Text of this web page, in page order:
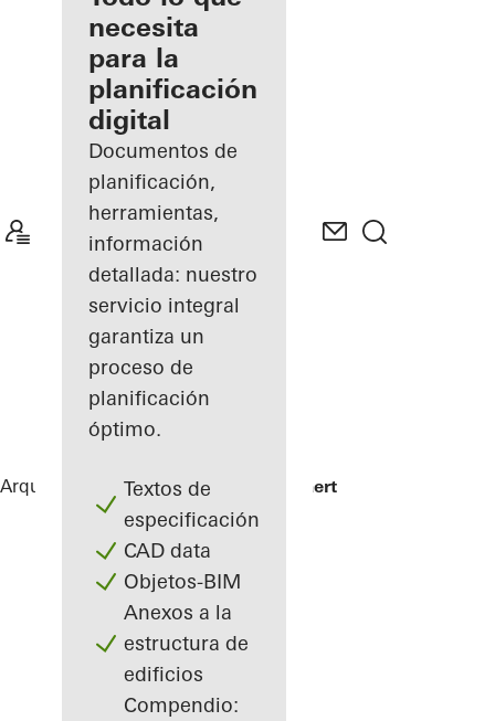
registrado
Descubre
mi área
de
trabajo
necesita
para la
planificación
digital
Documentos de
planificación,
herramientas,
información
detallada: nuestro
servicio integral
garantiza un
proceso de
planificación
óptimo.
Textos de
especificación
CAD data
Objetos-BIM
Anexos a la
estructura de
edificios
Compendio:
Arquitectos ReferenciasDPG Mediavaert